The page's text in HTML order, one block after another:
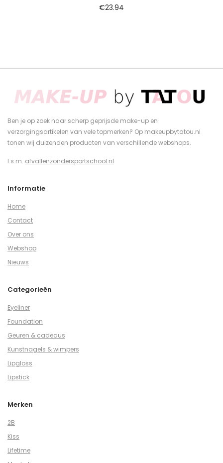
€23.94
Ben je op zoek naar scherp geprijsde make-up en
verzorgingsartikelen van vele topmerken? Op makeupbytatou.nl
tonen wij duizenden producten van verschillende webshops.
I.s.m. afvallenzondersportschool.nl
Informatie
Home
Contact
Over ons
Webshop
Nieuws
Categorieën
Eyeliner
Foundation
Geuren & cadeaus
Kunstnagels & wimpers
Lipgloss
Lipstick
Merken
2B
Kiss
Lifetime